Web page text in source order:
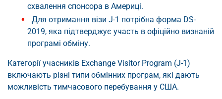
схвалення спонсора в Америці.
Для отримання візи J-1 потрібна форма DS-
2019, яка підтверджує участь в офіційно визнаній
програмі обміну.
Категорії учасників Exchange Visitor Program (J-1)
включають різні типи обмінних програм, які дають
можливість тимчасового перебування у США.